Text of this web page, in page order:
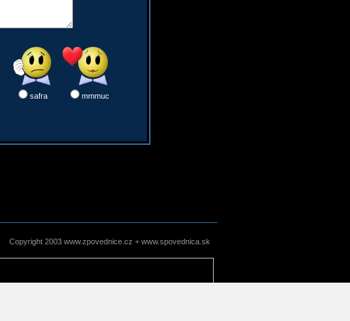
safra
mmmuc
Copyright 2003 www.zpovednice.cz + www.spovednica.sk